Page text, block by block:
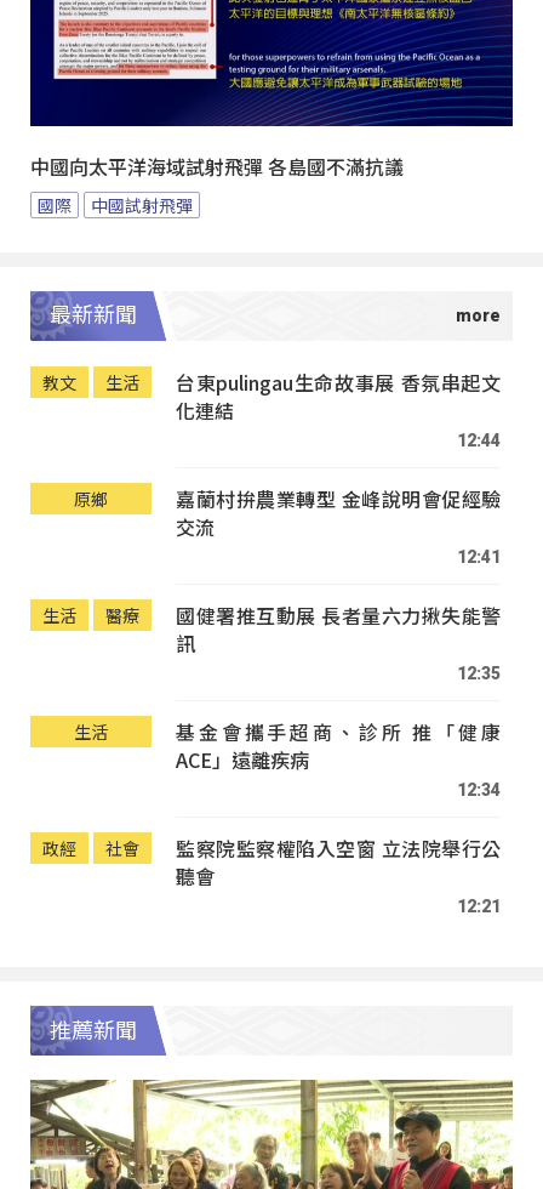
中國向太平洋海域試射飛彈 各島國不滿抗議
國際 中國試射飛彈
最新新聞
教文 生活
台東pulingau生命故事展 香氛串起文
化連結
12:44
原鄉
嘉蘭村拚農業轉型 金峰說明會促經驗
交流
12:41
生活 醫療
國健署推互動展 長者量六力揪失能警
訊
12:35
生活
基金會攜手超商、診所 推「健康
ACE」遠離疾病
12:34
政經 社會
監察院監察權陷入空窗 立法院舉行公
聽會
12:21
推薦新聞